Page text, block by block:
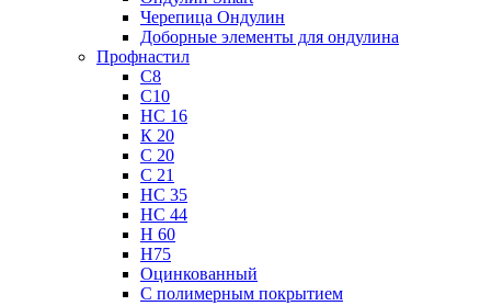
Черепица Ондулин
Доборные элементы для ондулина
Профнастил
С8
С10
НС 16
К 20
С 20
С 21
НС 35
НС 44
Н 60
Н75
Оцинкованный
С полимерным покрытием